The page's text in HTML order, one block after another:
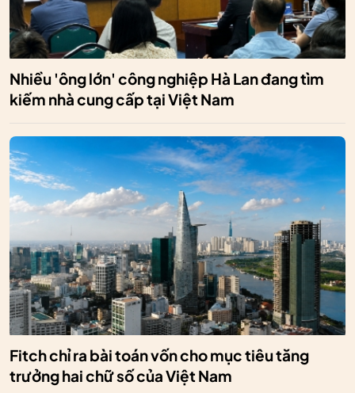
Nhiều 'ông lớn' công nghiệp Hà Lan đang tìm
kiếm nhà cung cấp tại Việt Nam
Fitch chỉ ra bài toán vốn cho mục tiêu tăng
trưởng hai chữ số của Việt Nam